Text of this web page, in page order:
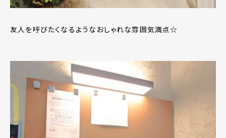
友人を呼びたくなるようなおしゃれな雰囲気満点☆